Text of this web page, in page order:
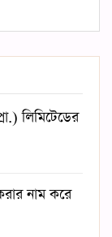
লিমিটেডের
নাম করে